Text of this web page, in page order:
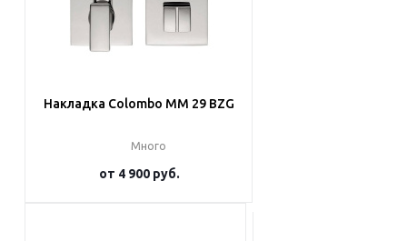
Накладка Colombo MM 29 BZG
Много
от 4 900 руб.